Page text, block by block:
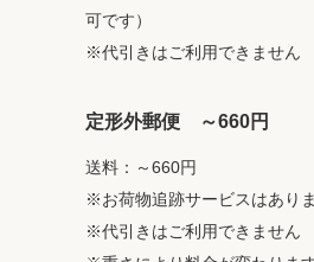
可です）
※代引きはご利用できません
定形外郵便 ～660円
送料：～660円
※お荷物追跡サービスはあり
※代引きはご利用できません